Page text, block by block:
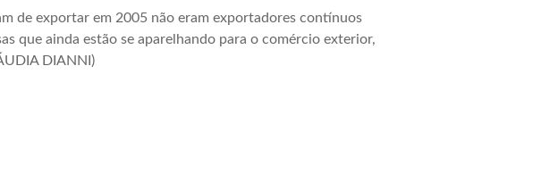
de exportar em 2005 não eram exportadores contínuos
que ainda estão se aparelhando para o comércio exterior,
DIANNI)